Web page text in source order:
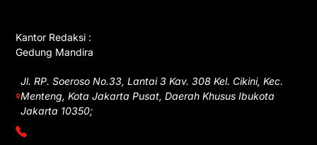
Kantor Redaksi :
Gedung Mandira
Jl. RP. Soeroso No.33, Lantai 3 Kav. 308 Kel. Cikini, Kec.
Menteng, Kota Jakarta Pusat, Daerah Khusus Ibukota
Jakarta 10350;
(021) 3908026